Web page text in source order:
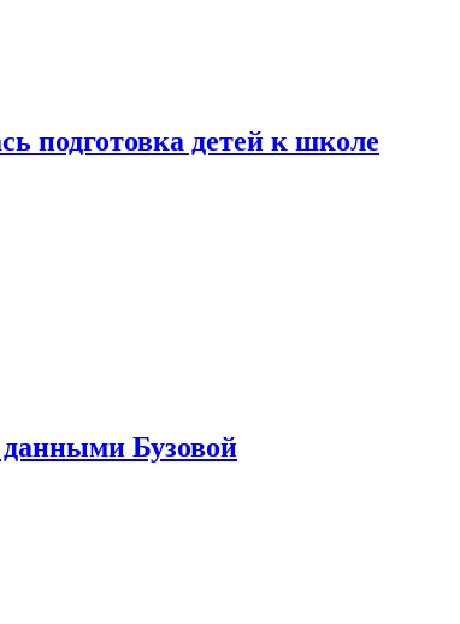
подготовка детей к школе
Бузовой